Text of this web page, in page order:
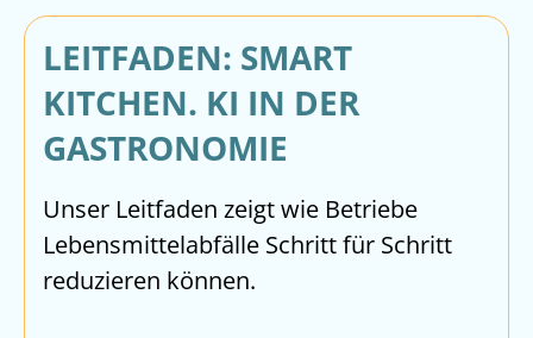
LEITFADEN: SMART
KITCHEN. KI IN DER
GASTRONOMIE
Unser Leitfaden zeigt wie Betriebe
Lebensmittelabfälle Schritt für Schritt
reduzieren können.